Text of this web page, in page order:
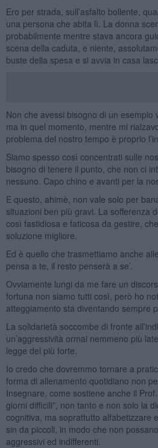
Ero per strada, sull’asfalto bollente,
una persona che abita lì. La donna
probabilmente mentre stava ancora
scena della caduta, e niente,
buste della spesa e si avvia in casa
Non che avessi bisogno di un esempio
ma in quel momento, mentre mi
problema del nostro tempo è proprio
Siamo spesso così concentrati sulle
bisogno di tenere il punto, che non ci
nessuno. Capo chino e avanti per la
E questo, ahimè, non vale solo per
situazioni ben più gravi. La sofferenza
così fastidiosa e faticosa da gestire,
soluzione migliore.
Ed è quello che trasmettiamo anche
pensa a te, il resto penserà a se’.
Ovviamente lungi da me fare un
fortuna non siamo tutti così, però ho
atteggiamento sta diventando sempre
La solidarietà soccombe di fronte
un’aggressività ormai nemmeno più
legge del più forte.
Io credo che dovremmo tornare a
forma di allenamento quotidiano non
Insegnare, come sostiene anche il
giorni difficili”, non tanto e non solo la
cognitiva, ma soprattutto alfabetizzare
sin da piccoli, in modo che non
aggressivi ed indifferenti.